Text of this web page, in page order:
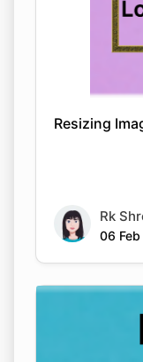
Resizing
Rk
06